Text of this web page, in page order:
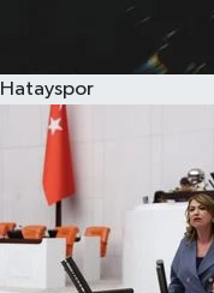
Hatayspor